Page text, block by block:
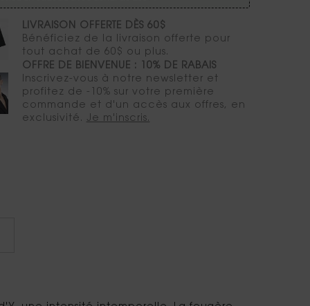
LIVRAISON OFFERTE DÈS 60$
Bénéficiez de la livraison offerte pour
tout achat de 60$ ou plus.
OFFRE DE BIENVENUE : 10% DE RABAIS
Inscrivez-vous à notre newsletter et
profitez de -10% sur votre première
commande et d'un accès aux offres, en
exclusivité. Je m'inscris.